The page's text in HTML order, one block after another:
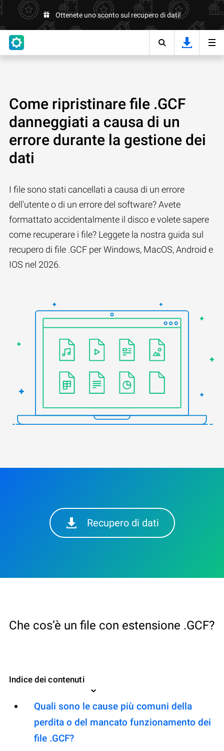
Ottenete uno sconto sul recupero di dati!
Come ripristinare file .GCF
danneggiati a causa di un
errore durante la gestione dei
dati
I file sono stati cancellati a causa di un errore
dell'utente o di un errore del software? Avete
formattato accidentalmente il disco e volete sapere
come recuperare i file? Leggete la nostra guida sul
recupero di file .GCF per Windows, MacOS, Android e
IOS nel 2026.
Recupero di dati
Che cos’è un file con estensione .GCF?
Indice dei contenuti
Quali sono le cause più comuni della
perdita o del mancato funzionamento dei
file .GCF?